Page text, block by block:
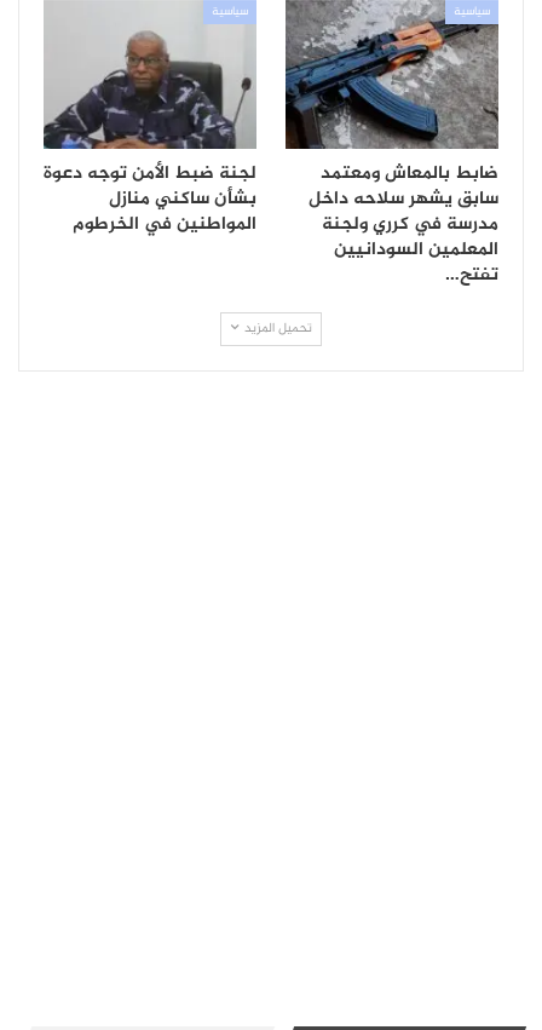
سياسية
ضابط بالمعاش ومعتمد
سابق يشهر سلاحه داخل
مدرسة في كرري ولجنة
المعلمين السودانيين
تفتح…
سياسية
لجنة ضبط الأمن توجه دعوة
بشأن ساكني منازل
المواطنين في الخرطوم
تحميل المزيد